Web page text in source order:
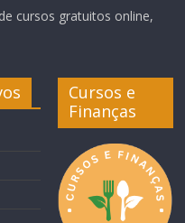
cursos gratuitos online,
Cursos e
Finanças